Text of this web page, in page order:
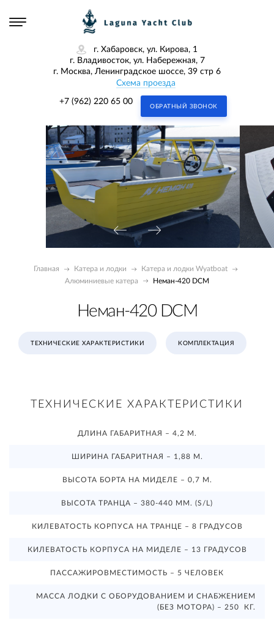
г. Хабаровск, ул. Кирова, 1
г. Владивосток, ул. Набережная, 7
г. Москва, Ленинградское шоссе, 39 стр 6
Схема проезда
+7 (962) 220 65 00
ОБРАТНЫЙ ЗВОНОК
Главная Катера и лодки
Катера и лодки Wyatboat
Алюминиевые катера
Неман-420 DCM
Неман-420 DCM
ТЕХНИЧЕСКИЕ ХАРАКТЕРИСТИКИ КОМПЛЕКТАЦИЯ
ТЕХНИЧЕСКИЕ ХАРАКТЕРИСТИКИ
ДЛИНА ГАБАРИТНАЯ – 4,2 М.
ШИРИНА ГАБАРИТНАЯ – 1,88 М.
ВЫСОТА БОРТА НА МИДЕЛЕ – 0,7 М.
ВЫСОТА ТРАНЦА – 380-440 ММ. (S/L)
КИЛЕВАТОСТЬ КОРПУСА НА ТРАНЦЕ – 8 ГРАДУСОВ
КИЛЕВАТОСТЬ КОРПУСА НА МИДЕЛЕ – 13 ГРАДУСОВ
ПАССАЖИРОВМЕСТИМОСТЬ – 5 ЧЕЛОВЕК
МАССА ЛОДКИ С ОБОРУДОВАНИЕМ И СНАБЖЕНИЕМ
(БЕЗ МОТОРА) – 250 КГ.